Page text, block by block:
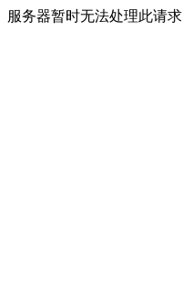
服务器暂时无法处理此请求